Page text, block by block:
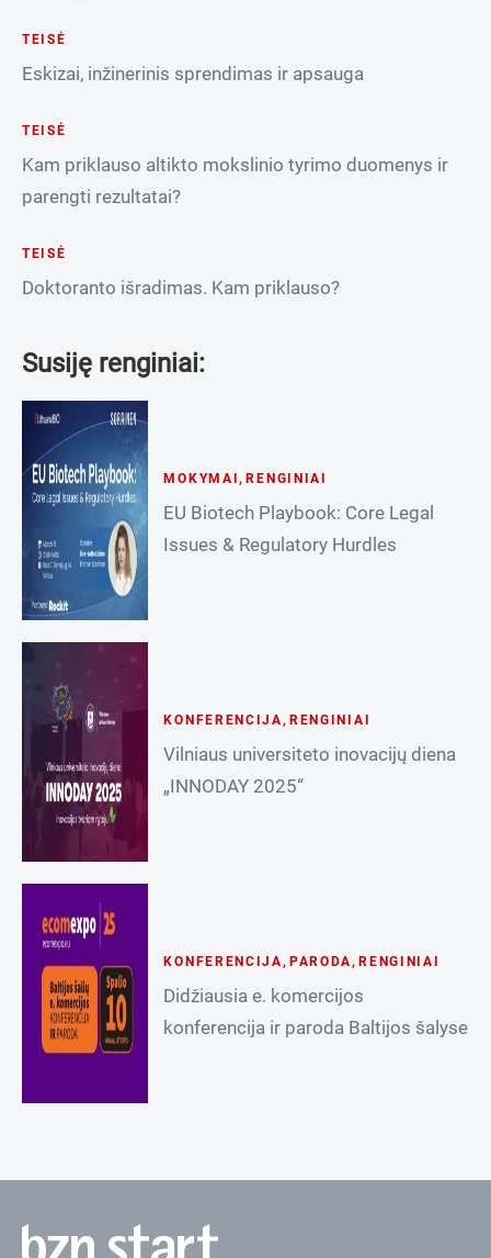
TEISĖ
Eskizai, inžinerinis sprendimas ir apsauga
TEISĖ
Kam priklauso altikto mokslinio tyrimo duomenys ir
parengti rezultatai?
TEISĖ
Doktoranto išradimas. Kam priklauso?
Susiję renginiai:
MOKYMAI ,RENGINIAI
EU Biotech Playbook: Core Legal
Issues & Regulatory Hurdles
KONFERENCIJA , RENGINIAI
Vilniaus universiteto inovacijų diena
„INNODAY 2025“
KONFERENCIJA , PARODA ,RENGINIAI
Didžiausia e. komercijos
konferencija ir paroda Baltijos šalyse